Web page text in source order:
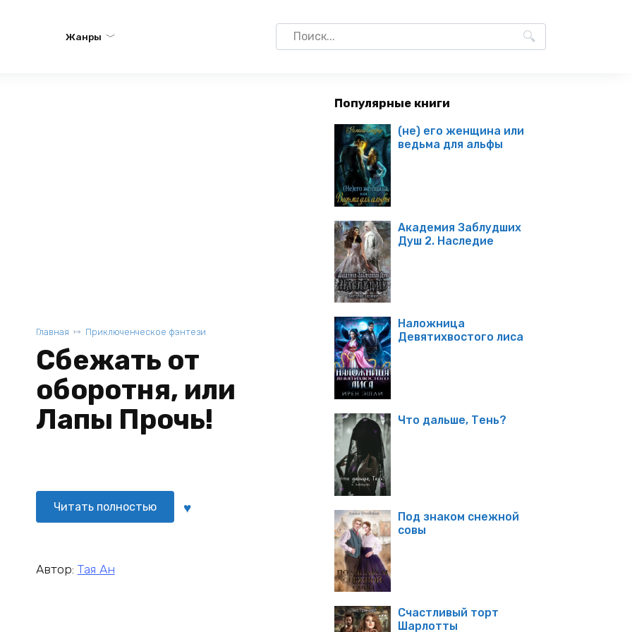
Жанры
Search
for:
Главная Приключенческое фэнтези
Сбежать от
оборотня, или
Лапы Прочь!
Читать полностью
Автор: Тая Ан
Популярные книги
(не) его женщина или
ведьма для альфы
Академия Заблудших
Душ 2. Наследие
Наложница
Девятихвостого лиса
Что дальше, Тень?
Под знаком снежной
совы
Счастливый торт
Шарлотты